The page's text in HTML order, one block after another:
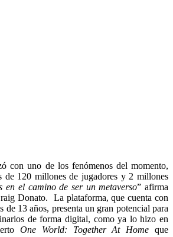
con uno de los fenómenos del momento,
de 120 millones de jugadores y 2 millones
en el camino de ser un metaverso” afirma
Donato. La plataforma, que cuenta con
de 13 años, presenta un gran potencial para
de forma digital, como ya lo hizo en
One World: Together At Home que